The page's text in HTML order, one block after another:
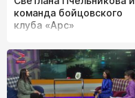
команда бойцовского
клуба «Арс»